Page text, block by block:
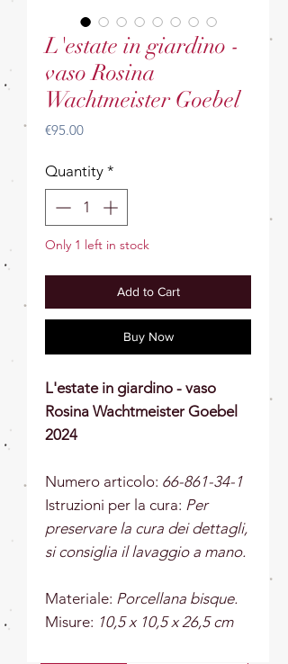
L'estate in giardino -
vaso Rosina
Wachtmeister Goebel
€95.00Price
Quantity *
Only 1 left in stock
Add to Cart
Buy Now
L'estate in giardino - vaso
Rosina Wachtmeister Goebel
2024
Numero articolo: 66-861-34-1
Istruzioni per la cura: Per
preservare la cura dei dettagli,
si consiglia il lavaggio a mano.
Materiale: Porcellana bisque.
Misure: 10,5 x 10,5 x 26,5 cm